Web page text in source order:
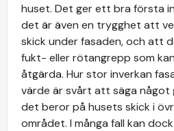
huset. Det ger ett bra första
det är även en trygghet att
skick under fasaden, och att
fukt- eller rötangrepp som
åtgärda. Hur stor inverkan
värde är svårt att säga något
det beror på husets skick i
området. I många fall kan